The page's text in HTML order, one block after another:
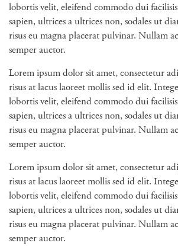
lobortis velit, eleifend commodo dui
sapien, ultrices a ultrices non, sodales ut
risus eu magna placerat pulvinar. Nullam
semper auctor.
Lorem ipsum dolor sit amet, consectetur
risus at lacus laoreet mollis sed id elit.
lobortis velit, eleifend commodo dui
sapien, ultrices a ultrices non, sodales ut
risus eu magna placerat pulvinar. Nullam
semper auctor.
Lorem ipsum dolor sit amet, consectetur
risus at lacus laoreet mollis sed id elit.
lobortis velit, eleifend commodo dui
sapien, ultrices a ultrices non, sodales ut
risus eu magna placerat pulvinar. Nullam
semper auctor.